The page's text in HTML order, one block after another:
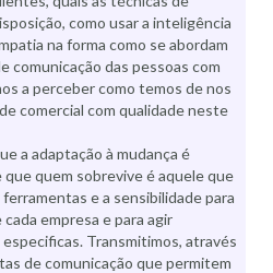
como usar a inteligência
na forma como se abordam
comunicação das pessoas com
a perceber como temos de nos
comercial com qualidade neste
a adaptação à mudança é
quem sobrevive é aquele que
e a sensibilidade para
empresa e para agir
Transmitimos, através
de comunicação que permitem